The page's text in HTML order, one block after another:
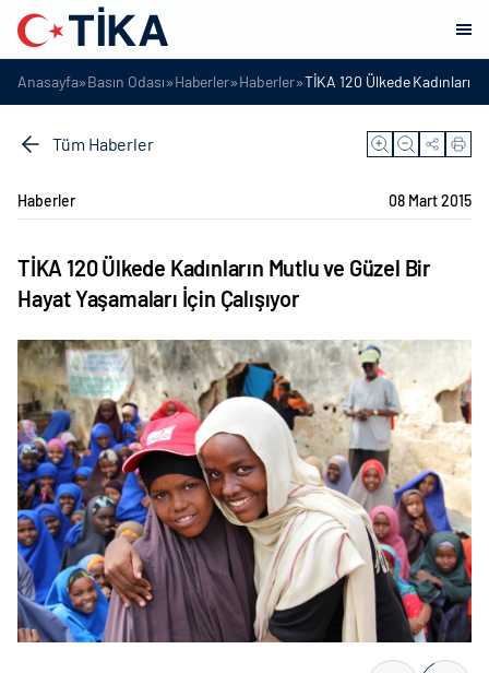
Anasayfa»Basın Odası»Haberler»Haberler»TİKA 120 Ülkede Kadınların
Tüm Haberler
Haberler 08 Mart 2015
TİKA 120 Ülkede Kadınların Mutlu ve Güzel Bir
Hayat Yaşamaları İçin Çalışıyor